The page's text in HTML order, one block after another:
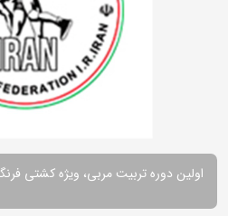
اولین دوره تربیت مربی، ویژه کشتی